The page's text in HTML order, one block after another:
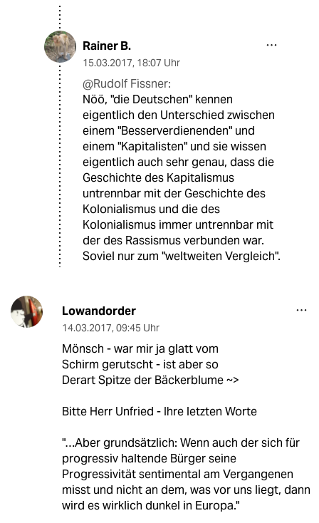
Rainer B.
15.03.2017, 18:07 Uhr
@Rudolf Fissner:
Nöö, "die Deutschen" kennen
eigentlich den Unterschied zwischen
einem "Besserverdienenden" und
einem "Kapitalisten" und sie wissen
eigentlich auch sehr genau, dass die
Geschichte des Kapitalismus
untrennbar mit der Geschichte des
Kolonialismus und die des
Kolonialismus immer untrennbar mit
der des Rassismus verbunden war.
Soviel nur zum "weltweiten Vergleich".
Lowandorder
14.03.2017, 09:45 Uhr
Mönsch - war mir ja glatt vom
Schirm gerutscht - ist aber so
Derart Spitze der Bäckerblume ~>
Bitte Herr Unfried - Ihre letzten Worte
"…Aber grundsätzlich: Wenn auch der sich für
progressiv haltende Bürger seine
Progressivität sentimental am Vergangenen
misst und nicht an dem, was vor uns liegt, dann
wird es wirklich dunkel in Europa."